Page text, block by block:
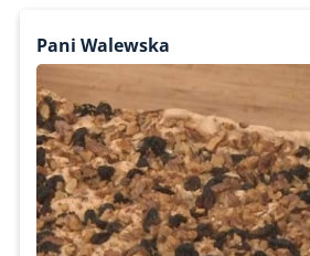
Pani Walewska